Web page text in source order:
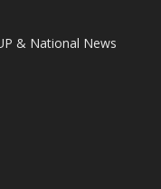
& National News